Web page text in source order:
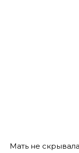
Мать не